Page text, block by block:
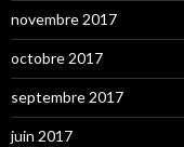
novembre 2017
octobre 2017
septembre 2017
juin 2017